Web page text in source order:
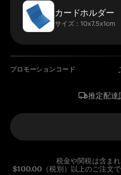
カードホルダー
サイズ：10x7.5x1cm
プロモーションコード
推定配達
税金や関税は含まれ
$100.00（税別）以上のご注文で